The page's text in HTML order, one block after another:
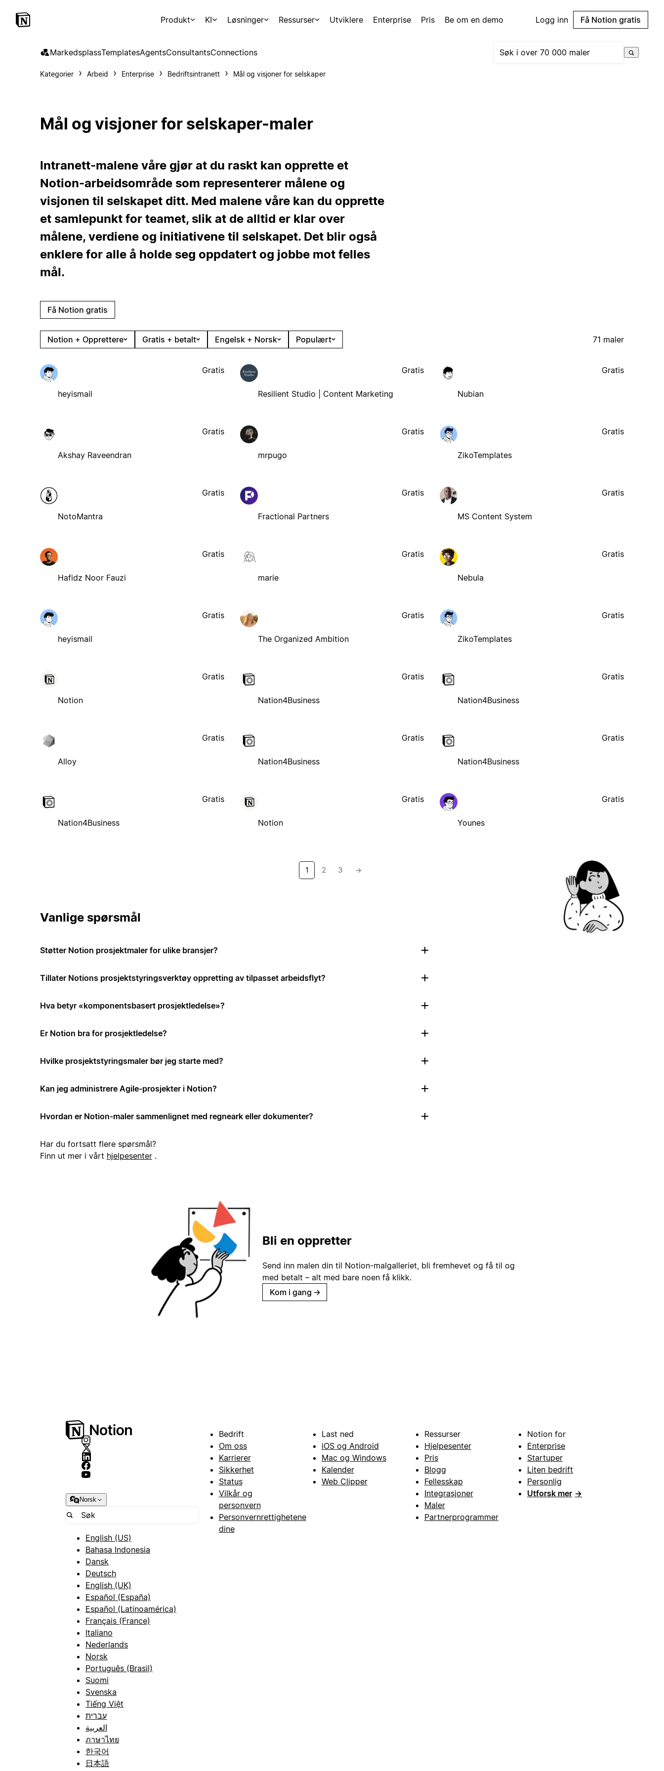
Produkt KI Løsninger Ressurser Utviklere Enterprise Pris Be om en demo Logg inn Få Notion gratis
MarkedsplassTemplatesAgentsConsultantsConnections
Kategorier Arbeid Enterprise Bedriftsintranett Mål og visjoner for selskaper
Mål og visjoner for selskaper-maler
Intranett-malene våre gjør at du raskt kan opprette et
Notion-arbeidsområde som representerer målene og
visjonen til selskapet ditt. Med malene våre kan du opprette
et samlepunkt for teamet, slik at de alltid er klar over
målene, verdiene og initiativene til selskapet. Det blir også
enklere for alle å holde seg oppdatert og jobbe mot felles
mål.
Få Notion gratis
Notion + Opprettere Gratis + betalt Engelsk + Norsk Populært 71 maler
heyismail
Gratis
Resilient Studio | Content Marketing
Gratis
Nubian
Gratis
Akshay Raveendran
Gratis
mrpugo
Gratis
ZikoTemplates
Gratis
NotoMantra
Gratis
Fractional Partners
Gratis
MS Content System
Gratis
Hafidz Noor Fauzi
Gratis
marie
Gratis
Nebula
Gratis
heyismail
Gratis
The Organized Ambition
Gratis
ZikoTemplates
Gratis
Notion
Gratis
Nation4Business
Gratis
Nation4Business
Gratis
Alloy
Gratis
Nation4Business
Gratis
Nation4Business
Gratis
Nation4Business
Gratis
Notion
Gratis
Younes
Gratis
1 2 3 →
Vanlige spørsmål
Støtter Notion prosjektmaler for ulike bransjer?
Tillater Notions prosjektstyringsverktøy oppretting av tilpasset arbeidsflyt?
Hva betyr «komponentsbasert prosjektledelse»?
Er Notion bra for prosjektledelse?
Hvilke prosjektstyringsmaler bør jeg starte med?
Kan jeg administrere Agile-prosjekter i Notion?
Hvordan er Notion-maler sammenlignet med regneark eller dokumenter?
Har du fortsatt flere spørsmål?
Finn ut mer i vårt hjelpesenter.
Bli en oppretter
Send inn malen din til Notion-malgalleriet, bli fremhevet og få til og
med betalt – alt med bare noen få klikk.
Kom i gang →
Norsk
English (US)
Bahasa Indonesia
Dansk
Deutsch
English (UK)
Español (España)
Español (Latinoamérica)
Français (France)
Italiano
Nederlands
Norsk
Português (Brasil)
Suomi
Svenska
Tiếng Việt
עברית
العربية
ภาษาไทย
한국어
日本語
Bedrift
Om oss
Karrierer
Sikkerhet
Status
Vilkår og
personvern
Personvernrettighetene
dine
Last ned
iOS og Android
Mac og Windows
Kalender
Web Clipper
Ressurser
Hjelpesenter
Pris
Blogg
Fellesskap
Integrasjoner
Maler
Partnerprogrammer
Notion for
Enterprise
Startuper
Liten bedrift
Personlig
Utforsk mer →